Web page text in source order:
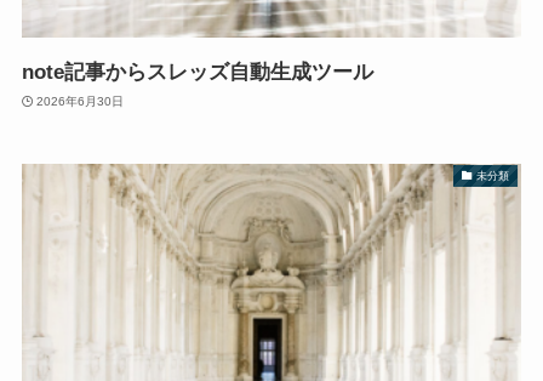
note記事からスレッズ自動生成ツール
2026年6月30日
未分類